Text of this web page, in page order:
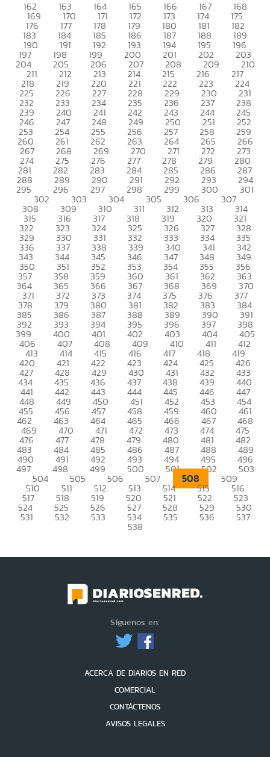
162 163 164 165 166 167 168
169 170 171 172 173 174 175
176 177 178 179 180 181 182
183 184 185 186 187 188 189
190 191 192 193 194 195 196
197 198 199 200 201 202 203
204 205 206 207 208 209 210
211 212 213 214 215 216 217
218 219 220 221 222 223 224
225 226 227 228 229 230 231
232 233 234 235 236 237 238
239 240 241 242 243 244 245
246 247 248 249 250 251 252
253 254 255 256 257 258 259
260 261 262 263 264 265 266
267 268 269 270 271 272 273
274 275 276 277 278 279 280
281 282 283 284 285 286 287
288 289 290 291 292 293 294
295 296 297 298 299 300 301
302 303 304 305 306 307
308 309 310 311 312 313 314
315 316 317 318 319 320 321
322 323 324 325 326 327 328
329 330 331 332 333 334 335
336 337 338 339 340 341 342
343 344 345 346 347 348 349
350 351 352 353 354 355 356
357 358 359 360 361 362 363
364 365 366 367 368 369 370
371 372 373 374 375 376 377
378 379 380 381 382 383 384
385 386 387 388 389 390 391
392 393 394 395 396 397 398
399 400 401 402 403 404 405
406 407 408 409 410 411 412
413 414 415 416 417 418 419
420 421 422 423 424 425 426
427 428 429 430 431 432 433
434 435 436 437 438 439 440
441 442 443 444 445 446 447
448 449 450 451 452 453 454
455 456 457 458 459 460 461
462 463 464 465 466 467 468
469 470 471 472 473 474 475
476 477 478 479 480 481 482
483 484 485 486 487 488 489
490 491 492 493 494 495 496
497 498 499 500 501 502 503
504 505 506 507 508 509
510 511 512 513 514 515 516
517 518 519 520 521 522 523
524 525 526 527 528 529 530
531 532 533 534 535 536 537
538
Síguenos en:
ACERCA DE DIARIOS EN RED
COMERCIAL
CONTÁCTENOS
AVISOS LEGALES